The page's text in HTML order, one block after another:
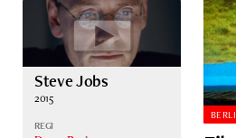
Steve Jobs
2015
REGI